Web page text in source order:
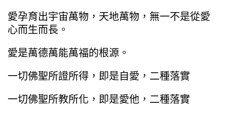
愛孕育出宇宙萬物，天地萬物，無一不是從愛
心而生而長。
愛是萬德萬能萬福的根源。
一切佛聖所證所得，即是自愛，二種落實
一切佛聖所教所化，即是愛他，二種落實